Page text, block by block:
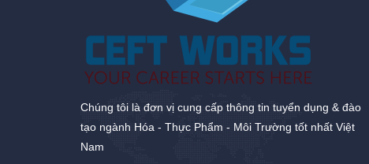
Chúng tôi là đơn vị cung cấp thông tin tuyển dụng & đào
tạo ngành Hóa - Thực Phẩm - Môi Trường tốt nhất Việt
Nam